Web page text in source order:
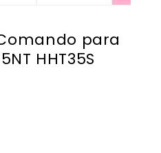
para
HHT35S